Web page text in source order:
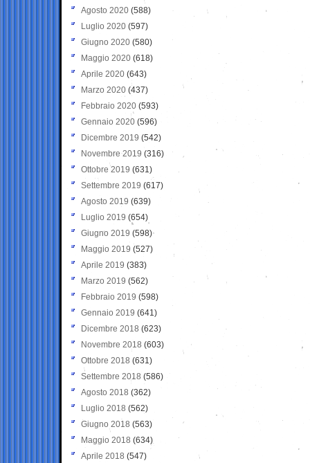
Agosto 2020 (588)
Luglio 2020 (597)
Giugno 2020 (580)
Maggio 2020 (618)
Aprile 2020 (643)
Marzo 2020 (437)
Febbraio 2020 (593)
Gennaio 2020 (596)
Dicembre 2019 (542)
Novembre 2019 (316)
Ottobre 2019 (631)
Settembre 2019 (617)
Agosto 2019 (639)
Luglio 2019 (654)
Giugno 2019 (598)
Maggio 2019 (527)
Aprile 2019 (383)
Marzo 2019 (562)
Febbraio 2019 (598)
Gennaio 2019 (641)
Dicembre 2018 (623)
Novembre 2018 (603)
Ottobre 2018 (631)
Settembre 2018 (586)
Agosto 2018 (362)
Luglio 2018 (562)
Giugno 2018 (563)
Maggio 2018 (634)
Aprile 2018 (547)